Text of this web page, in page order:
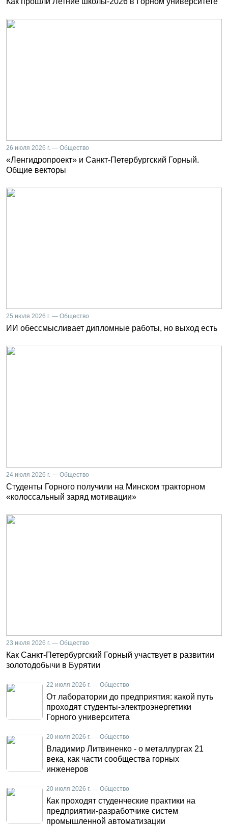
26 июля 2026 г. — Общество
«Ленгидропроект» и Санкт-Петербургский Горный.
Общие векторы
25 июля 2026 г. — Общество
ИИ обессмысливает дипломные работы, но выход есть
24 июля 2026 г. — Общество
Студенты Горного получили на Минском тракторном
«колоссальный заряд мотивации»
23 июля 2026 г. — Общество
Как Санкт-Петербургский Горный участвует в развитии
золотодобычи в Бурятии
22 июля 2026 г. — Общество
От лаборатории до предприятия: какой путь
проходят студенты-электроэнергетики
Горного университета
20 июля 2026 г. — Общество
Владимир Литвиненко - о металлургах 21
века, как части сообщества горных
инженеров
20 июля 2026 г. — Общество
Как проходят студенческие практики на
предприятии-разработчике систем
промышленной автоматизации